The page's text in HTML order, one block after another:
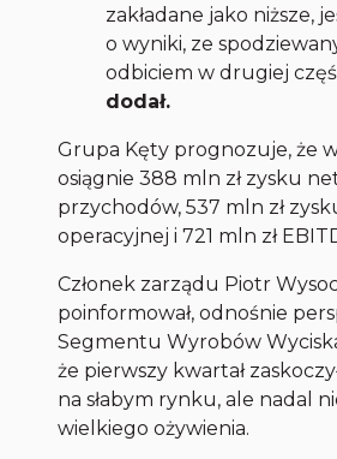
zakładane jako niższe,
o wyniki, ze
odbiciem w drugiej
dodał.
Grupa Kęty prognozuje, że
osiągnie 388 mln zł zysku
przychodów, 537 mln zł
operacyjnej i 721 mln zł
Członek zarządu Piotr
poinformował, odnośnie
Segmentu Wyrobów
że pierwszy kwartał
na słabym rynku, ale nadal
wielkiego ożywienia.